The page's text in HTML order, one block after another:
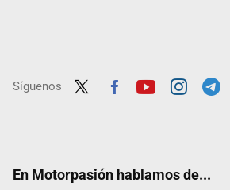
Síguenos
En Motorpasión hablamos de...